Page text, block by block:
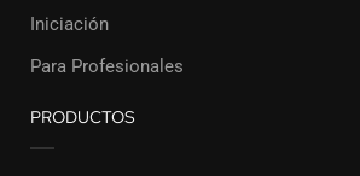
Iniciación
Para Profesionales
PRODUCTOS